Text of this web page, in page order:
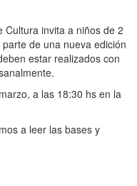
Cultura invita a niños de 2
de una nueva edición
estar realizados con
a las 18:30 hs en la
a leer las bases y